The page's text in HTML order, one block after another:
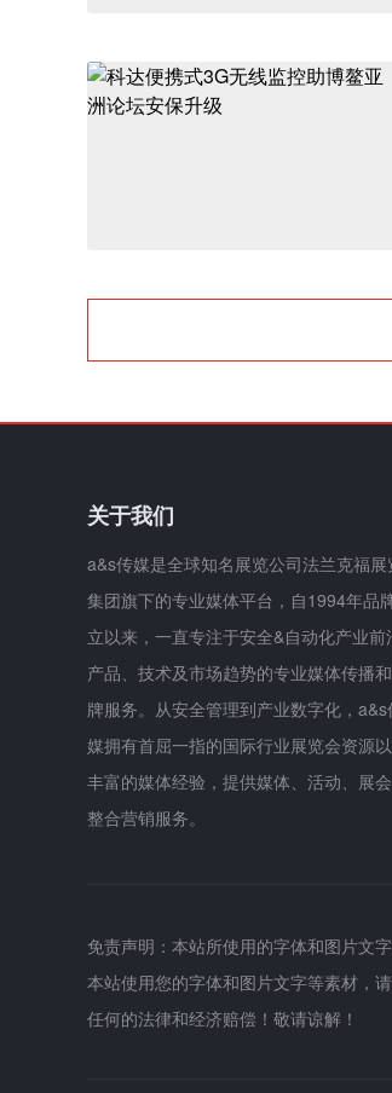
关于我们
a&s传媒是全球知名展览公司法兰克福展
集团旗下的专业媒体平台，自1994年品
立以来，一直专注于安全&自动化产业前
产品、技术及市场趋势的专业媒体传播
牌服务。从安全管理到产业数字化，a&s
媒拥有首屈一指的国际行业展览会资源
丰富的媒体经验，提供媒体、活动、展
整合营销服务。
免责声明：本站所使用的字体和图片文
本站使用您的字体和图片文字等素材，
任何的法律和经济赔偿！敬请谅解！